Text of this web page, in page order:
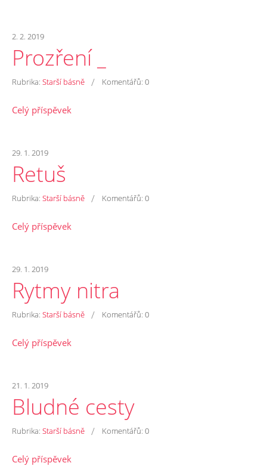
2. 2. 2019
Prozření _
Rubrika: Starší básně / Komentářů: 0
Celý příspěvek
29. 1. 2019
Retuš
Rubrika: Starší básně / Komentářů: 0
Celý příspěvek
29. 1. 2019
Rytmy nitra
Rubrika: Starší básně / Komentářů: 0
Celý příspěvek
21. 1. 2019
Bludné cesty
Rubrika: Starší básně / Komentářů: 0
Celý příspěvek